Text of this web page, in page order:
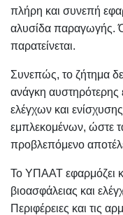
πλήρη και συνεπή
αλυσίδα παραγωγής.
παρατείνεται.
Συνεπώς, το ζήτημα
ανάγκη αυστηρότερης
ελέγχων και
εμπλεκομένων, ώστε
προβλεπόμενο
Το ΥΠΑΑΤ εφαρμόζει
βιοασφάλειας και
Περιφέρειες και τις